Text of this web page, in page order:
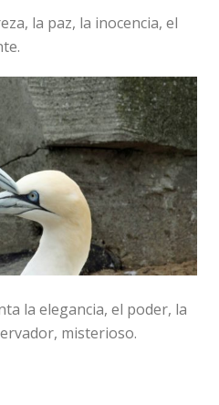
la paz, la inocencia, el
la elegancia, el poder, la
misterioso.